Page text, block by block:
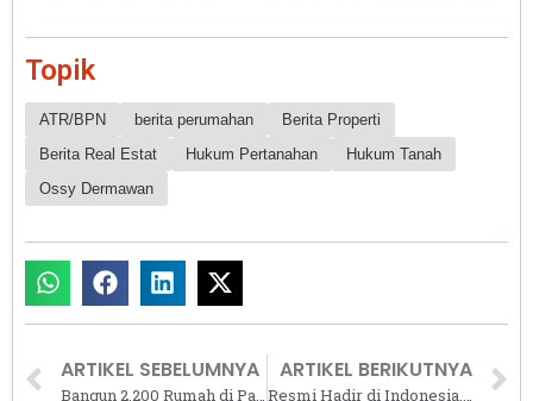
Topik
ATR/BPN berita perumahan
Berita Properti
Berita Real Estat
Hukum Pertanahan
Hukum Tanah
Ossy Dermawan
ARTIKEL SEBELUMNYA
Bangun 2.200 Rumah di Papua Pegunungan, Menteri PKP: Harus Cepat dan Komprehensif
ARTIKEL BERIKUTNYA
Resmi Hadir di Indonesia, AC Comfee Gusto Tawarkan Desain Elegan dan Fitur Canggih